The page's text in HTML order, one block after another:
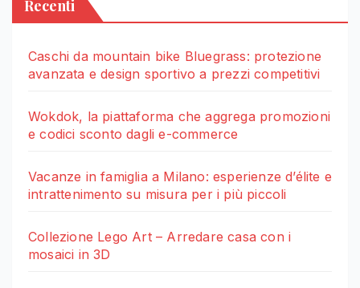
Recenti
Caschi da mountain bike Bluegrass: protezione
avanzata e design sportivo a prezzi competitivi
Wokdok, la piattaforma che aggrega promozioni
e codici sconto dagli e-commerce
Vacanze in famiglia a Milano: esperienze d’élite e
intrattenimento su misura per i più piccoli
Collezione Lego Art – Arredare casa con i
mosaici in 3D